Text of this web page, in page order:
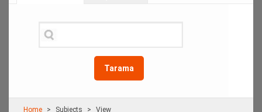
Tarama
Home Subjects View